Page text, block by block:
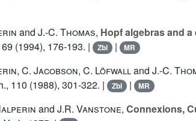
and J.-C. Thomas, Hopf algebras and
(1994), 176-193. | Zbl | MR
, C. Jacobson, C. Löfwalland J.-C.
110 (1988), 301-322. | Zbl | MR
and J.R. Vanstone, Connexions,